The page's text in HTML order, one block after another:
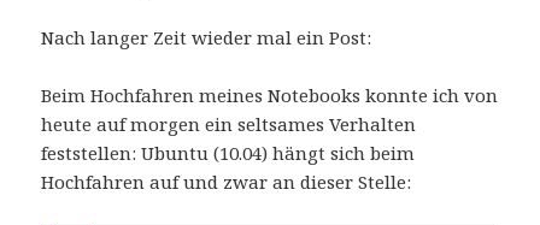
Nach langer Zeit wieder mal ein Post:
Beim Hochfahren meines Notebooks konnte ich von
heute auf morgen ein seltsames Verhalten
feststellen: Ubuntu (10.04) hängt sich beim
Hochfahren auf und zwar an dieser Stelle: